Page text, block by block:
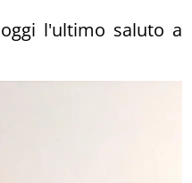
l'ultimo saluto a